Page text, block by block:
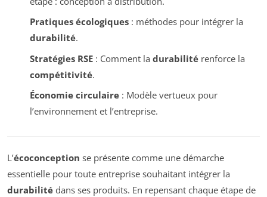
Pratiques écologiques: méthodes pour intégrer la
durabilité.
Stratégies RSE: Comment la durabilitérenforce la
compétitivité.
Économie circulaire: Modèle vertueux pour
l’environnement et l’entreprise.
L’écoconception se présente comme une démarche
essentielle pour toute entreprise souhaitant intégrer la
durabilité dans ses produits. En repensant chaque étape de